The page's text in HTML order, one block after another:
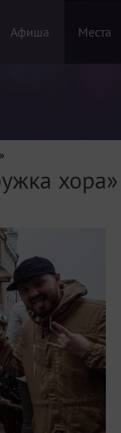
Афиша Места
хора»